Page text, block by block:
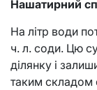
Нашатирний
На літр води
ч. л. соди. Цю
ділянку і
таким складом